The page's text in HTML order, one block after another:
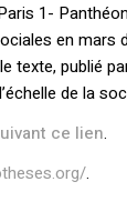
1-
en mars
texte, publié
de la
ce lien.
.